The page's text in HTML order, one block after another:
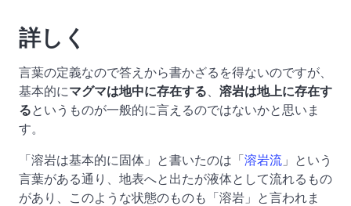
詳しく
言葉の定義なので答えから書かざるを得ないのですが、
基本的にマグマは地中に存在する
溶岩は地上に存在す
るというものが一般的に言えるのではないかと思いま
す。
「溶岩は基本的に固体」と書いたのは「溶岩流 」という
言葉がある通り、地表へと出たが液体として流れるもの
があり、このような状態のものも「溶岩」と言われま